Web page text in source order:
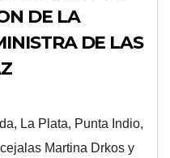
DE LA
DE LAS
La Plata, Punta Indio,
Martina Drkos y